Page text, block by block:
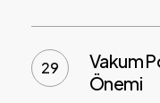
Vakum
Önemi